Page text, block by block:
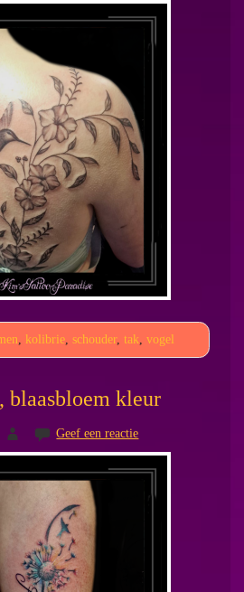
kolibrie, schouder, tak vogel
blaasbloem kleur
Geef een reactie